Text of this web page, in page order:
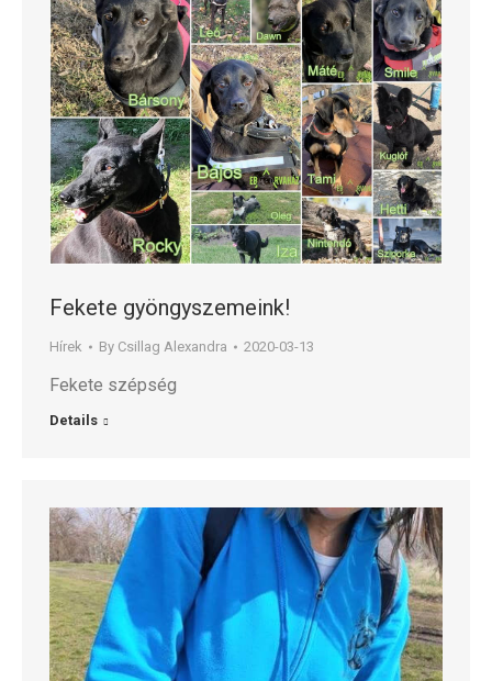
Fekete gyöngyszemeink!
Hírek By Csillag Alexandra 2020-03-13
Fekete szépség
Details